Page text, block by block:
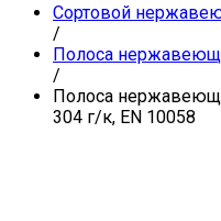
Сортовой
/
Полоса
/
Полоса
304 г/к, EN 10058